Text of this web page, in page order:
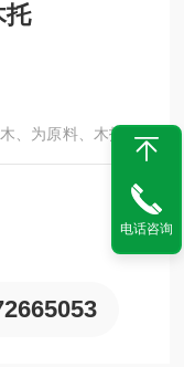
圆木托
、为原料、木托表面
好、可反复拆装和安
石油、化工、车辆、
。
电话咨询